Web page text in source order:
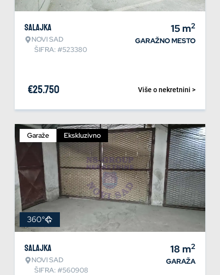
Salajka
NOVI SAD
ŠIFRA: #523380
15m2
GARAŽNO MESTO
Više o nekretnini >
€25.750
Garaže Ekskluzivno
360°
Salajka
NOVI SAD
ŠIFRA: #560908
18 m2
GARAŽA